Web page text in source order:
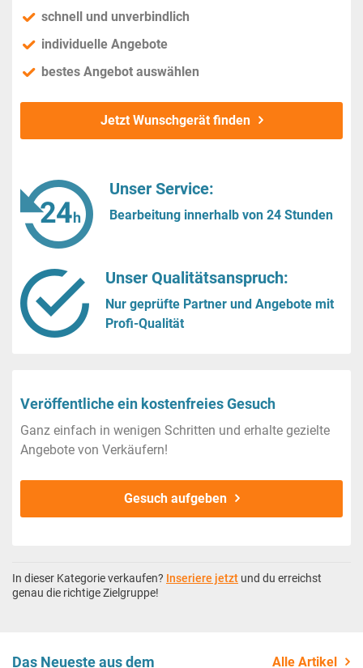
schnell und unverbindlich
individuelle Angebote
bestes Angebot auswählen
Jetzt Wunschgerät finden
Unser Service:
Bearbeitung innerhalb von 24 Stunden
Unser Qualitätsanspruch:
Nur geprüfte Partner und Angebote mit
Profi-Qualität
Veröffentliche ein kostenfreies Gesuch
Ganz einfach in wenigen Schritten und erhalte gezielte
Angebote von Verkäufern!
Gesuch aufgeben
In dieser Kategorie verkaufen? Inseriere jetzt und du erreichst
genau die richtige Zielgruppe!
Das Neueste aus dem
Alle Artikel